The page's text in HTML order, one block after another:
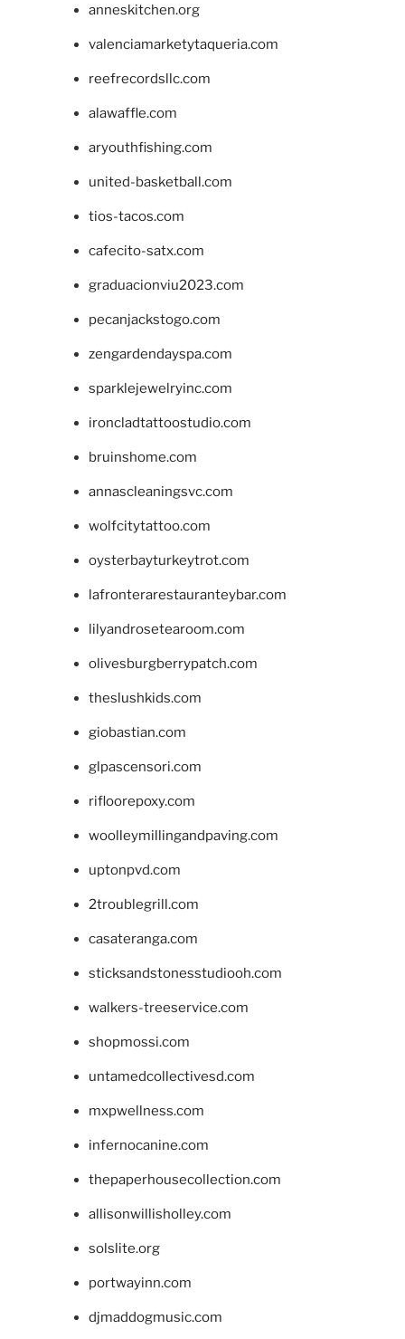
anneskitchen.org
valenciamarketytaqueria.com
reefrecordsllc.com
alawaffle.com
aryouthfishing.com
united-basketball.com
tios-tacos.com
cafecito-satx.com
graduacionviu2023.com
pecanjackstogo.com
zengardendayspa.com
sparklejewelryinc.com
ironcladtattoostudio.com
bruinshome.com
annascleaningsvc.com
wolfcitytattoo.com
oysterbayturkeytrot.com
lafronterarestauranteybar.com
lilyandrosetearoom.com
olivesburgberrypatch.com
theslushkids.com
giobastian.com
glpascensori.com
rifloorepoxy.com
woolleymillingandpaving.com
uptonpvd.com
2troublegrill.com
casateranga.com
sticksandstonesstudiooh.com
walkers-treeservice.com
shopmossi.com
untamedcollectivesd.com
mxpwellness.com
infernocanine.com
thepaperhousecollection.com
allisonwillisholley.com
solslite.org
portwayinn.com
djmaddogmusic.com